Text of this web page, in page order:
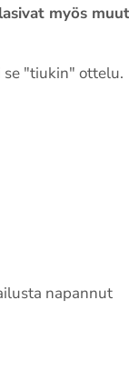
myös
se "tiukin" ottelu.
napannut